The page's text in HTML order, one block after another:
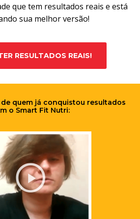
que tem resultados reais e está
sua melhor versão!
RESULTADOS REAIS!
quem já conquistou resultados
o Smart Fit Nutri: